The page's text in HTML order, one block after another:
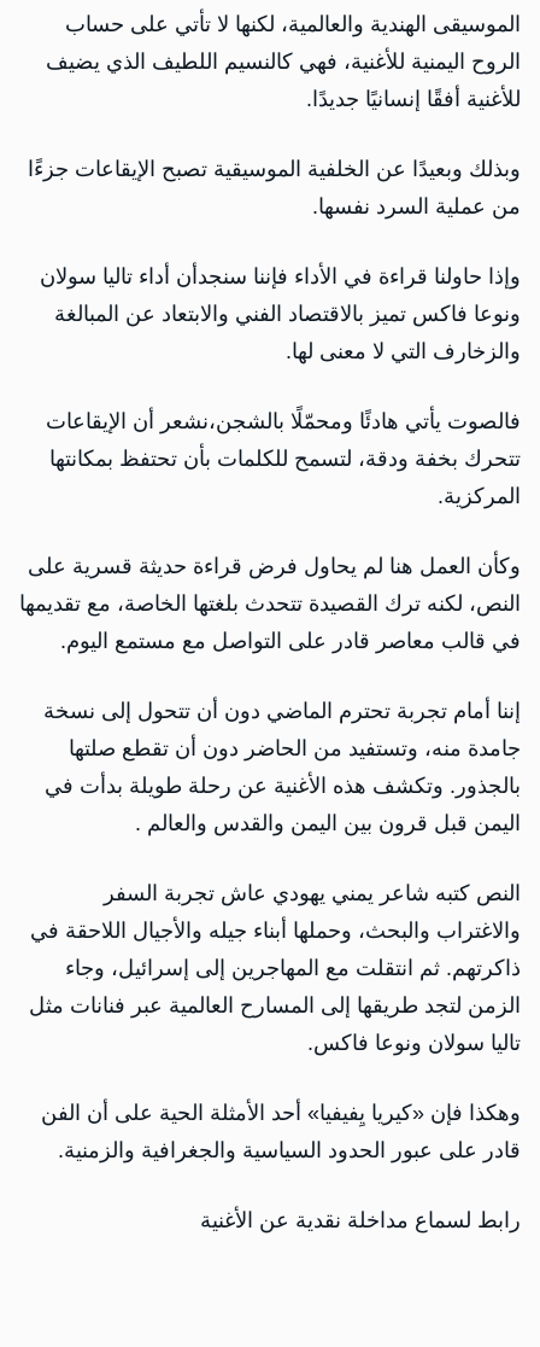
الموسيقى الهندية والعالمية، لكنها لا تأتي على حساب
الروح اليمنية للأغنية، فهي كالنسيم اللطيف الذي يضيف
للأغنية أفقًا إنسانيًا جديدًا.
وبذلك وبعيدًا عن الخلفية الموسيقية تصبح الإيقاعات جزءًا
من عملية السرد نفسها.
وإذا حاولنا قراءة في الأداء فإننا سنجدأن أداء تاليا سولان
ونوعا فاكس تميز بالاقتصاد الفني والابتعاد عن المبالغة
والزخارف التي لا معنى لها.
فالصوت يأتي هادئًا ومحمّلًا بالشجن،نشعر أن الإيقاعات
تتحرك بخفة ودقة، لتسمح للكلمات بأن تحتفظ بمكانتها
المركزية.
وكأن العمل هنا لم يحاول فرض قراءة حديثة قسرية على
النص، لكنه ترك القصيدة تتحدث بلغتها الخاصة، مع تقديمها
في قالب معاصر قادر على التواصل مع مستمع اليوم.
إننا أمام تجربة تحترم الماضي دون أن تتحول إلى نسخة
جامدة منه، وتستفيد من الحاضر دون أن تقطع صلتها
بالجذور. وتكشف هذه الأغنية عن رحلة طويلة بدأت في
اليمن قبل قرون بين اليمن والقدس والعالم .
النص كتبه شاعر يمني يهودي عاش تجربة السفر
والاغتراب والبحث، وحملها أبناء جيله والأجيال اللاحقة في
ذاكرتهم. ثم انتقلت مع المهاجرين إلى إسرائيل، وجاء
الزمن لتجد طريقها إلى المسارح العالمية عبر فنانات مثل
تاليا سولان ونوعا فاكس.
وهكذا فإن «كيريا يِفيفيا» أحد الأمثلة الحية على أن الفن
قادر على عبور الحدود السياسية والجغرافية والزمنية.
رابط لسماع مداخلة نقدية عن الأغنية